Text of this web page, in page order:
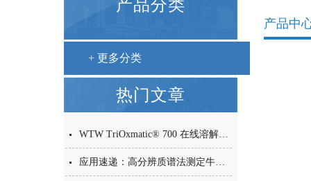
产品分类
+ 更多分类
热门文章
WTW TriOxmatic® 700 在线溶解氧电极——为市政污水处理而生的耐用之选
应用速递：高分辨质谱法测定牛奶中34种PFAS化合物
产品中